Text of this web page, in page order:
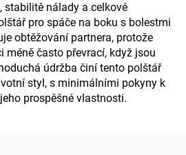
stabilitě nálady a celkové
pro spáče na boku s bolestmi
obtěžování partnera, protože
méně často převrací, když jsou
údržba činí tento polštář
styl, s minimálními pokyny k
prospěšné vlastnosti.